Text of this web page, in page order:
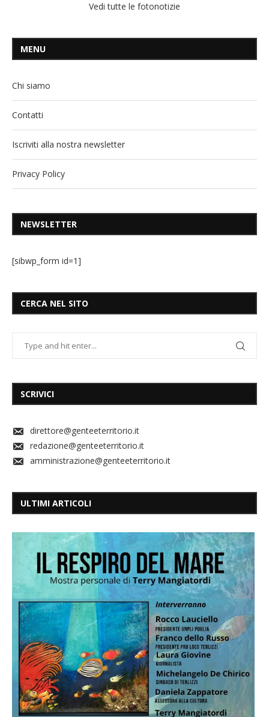
Vedi tutte le fotonotizie
MENU
Chi siamo
Contatti
Iscriviti alla nostra newsletter
Privacy Policy
NEWSLETTER
[sibwp_form id=1]
CERCA NEL SITO
SCRIVICI
direttore@genteeterritorio.it
redazione@genteeterritorio.it
amministrazione@genteeterritorio.it
ULTIMI ARTICOLI